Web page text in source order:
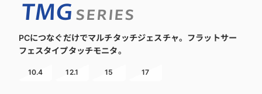
TMG SERIES
PCにつなぐだけでマルチタッチジェスチャ。フラットサー
フェスタイプタッチモニタ。
10.4 12.1 15 17